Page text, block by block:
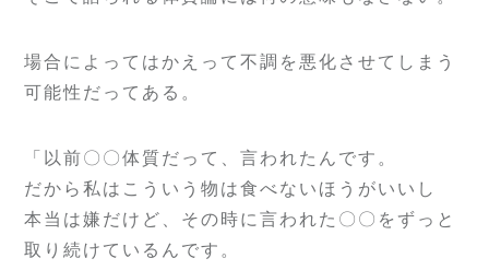
場合によってはかえって不調を悪化させてしまう
可能性だってある。
「以前〇〇体質だって、言われたんです。
だから私はこういう物は食べないほうがいいし
本当は嫌だけど、その時に言われた〇〇をずっと
取り続けているんです。